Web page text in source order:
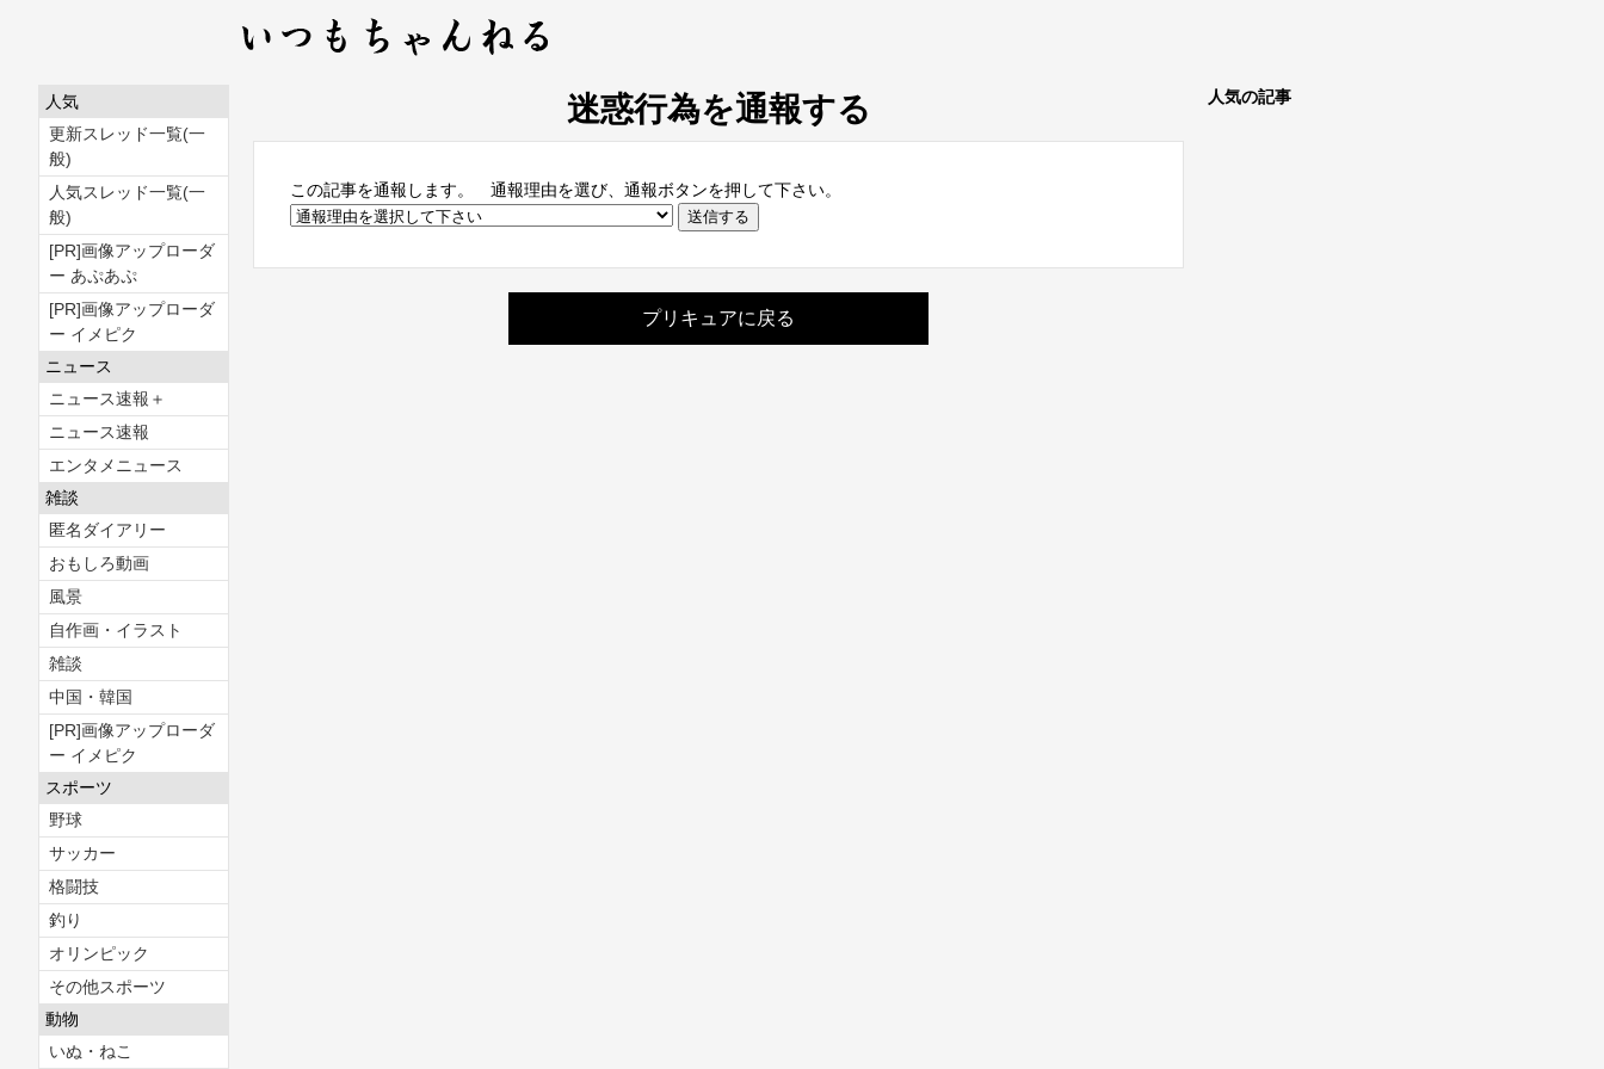
迷惑行為を通報する
この記事を通報します。 通報理由を選び、通報ボタンを押して下さい。
プリキュアに戻る
人気
更新スレッド一覧(一
般)
人気スレッド一覧(一
般)
[PR]画像アップローダ
ー あぷあぷ
[PR]画像アップローダ
ー イメピク
ニュース
ニュース速報＋
ニュース速報
エンタメニュース
雑談
匿名ダイアリー
おもしろ動画
風景
自作画・イラスト
雑談
中国・韓国
[PR]画像アップローダ
ー イメピク
スポーツ
野球
サッカー
格闘技
釣り
オリンピック
その他スポーツ
動物
いぬ・ねこ
人気の記事